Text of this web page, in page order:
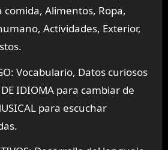
comida, Alimentos, Ropa,
Actividades, Exterior,
Vocabulario, Datos curiosos
IDIOMA para cambiar de
para escuchar